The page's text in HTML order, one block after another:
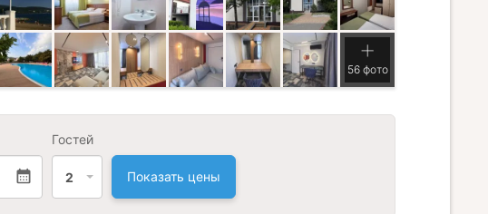
56 фото
Гостей
2 Показать цены